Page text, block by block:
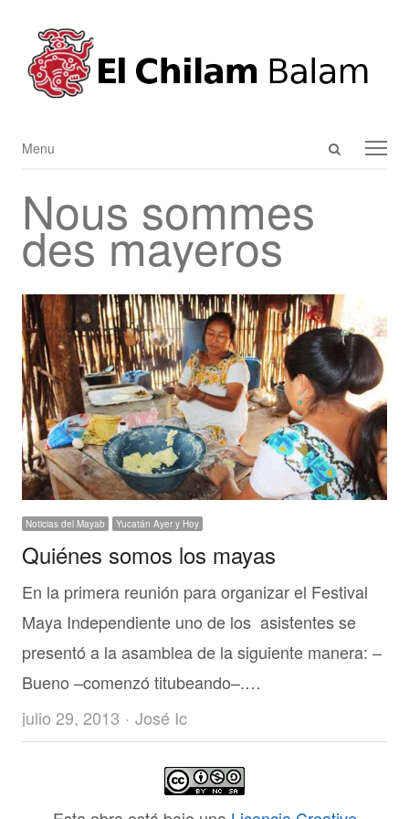
Open
Menu
Menu
Nous sommes
des mayeros
Noticias del Mayab Yucatán Ayer y Hoy
Quiénes somos los mayas
En la primera reunión para organizar el Festival
Maya Independiente uno de los asistentes se
presentó a la asamblea de la siguiente manera: –
Bueno –comenzó titubeando–.…
julio 29, 2013
Author
José Ic